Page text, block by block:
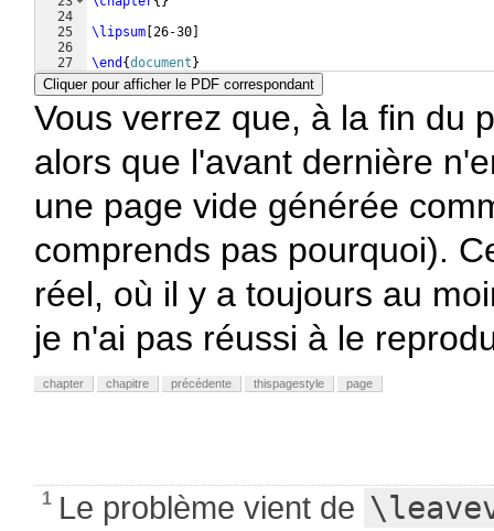
24
25
26
27
\lipsum 26-30
\end {document }
Cliquer pour afficher le PDF correspondant
Vous verrez que, à la fin du
alors que l'avant dernière
une page vide générée
comprends pas pourquoi).
réel, où il y a toujours au
je n'ai pas réussi à le
chapter chapitre précédente thispagestyle page
1 Le problème vient de